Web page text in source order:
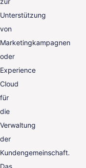
Unterstützung
von
Marketingkampagnen
oder
Experience
Cloud
für
die
Verwaltung
der
Kundengemeinschaft.